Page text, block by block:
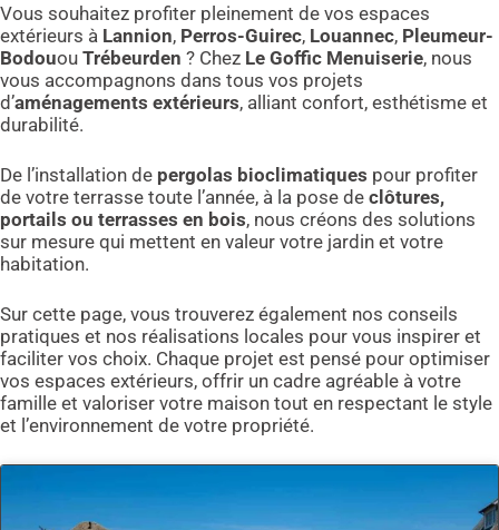
Vous souhaitez profiter pleinement de vos espaces
extérieurs à Lannion, Perros-Guirec, Louannec, Pleumeur-
Bodouou Trébeurden ? Chez Le Goffic Menuiserie, nous
vous accompagnons dans tous vos projets
d’aménagements extérieurs, alliant confort, esthétisme et
durabilité.
De l’installation de pergolas bioclimatiques pour profiter
de votre terrasse toute l’année, à la pose de clôtures,
portails ou terrasses en bois, nous créons des solutions
sur mesure qui mettent en valeur votre jardin et votre
habitation.
Sur cette page, vous trouverez également nos conseils
pratiques et nos réalisations locales pour vous inspirer et
faciliter vos choix. Chaque projet est pensé pour optimiser
vos espaces extérieurs, offrir un cadre agréable à votre
famille et valoriser votre maison tout en respectant le style
et l’environnement de votre propriété.